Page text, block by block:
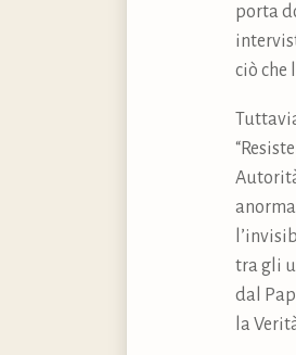
porta
ciò che
tra gli
dal
la